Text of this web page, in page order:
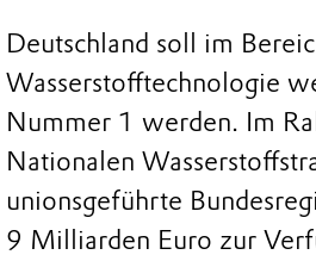
Deutschland soll im
Wasserstofftechnologie
Nummer 1 werden. Im
Nationalen
unionsgeführte
9 Milliarden Euro zur